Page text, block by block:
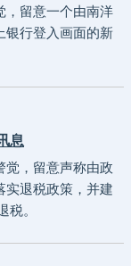
，留意一个由南洋
银行登入画面的新
息
觉，留意声称由政
实退税政策，并建
。